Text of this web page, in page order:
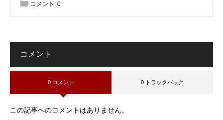
コメント: 0
コメント
0 コメント 0 トラックバック
この記事へのコメントはありません。